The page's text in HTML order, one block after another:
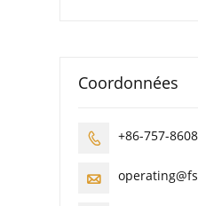
Coordonnées
 +86-757-
